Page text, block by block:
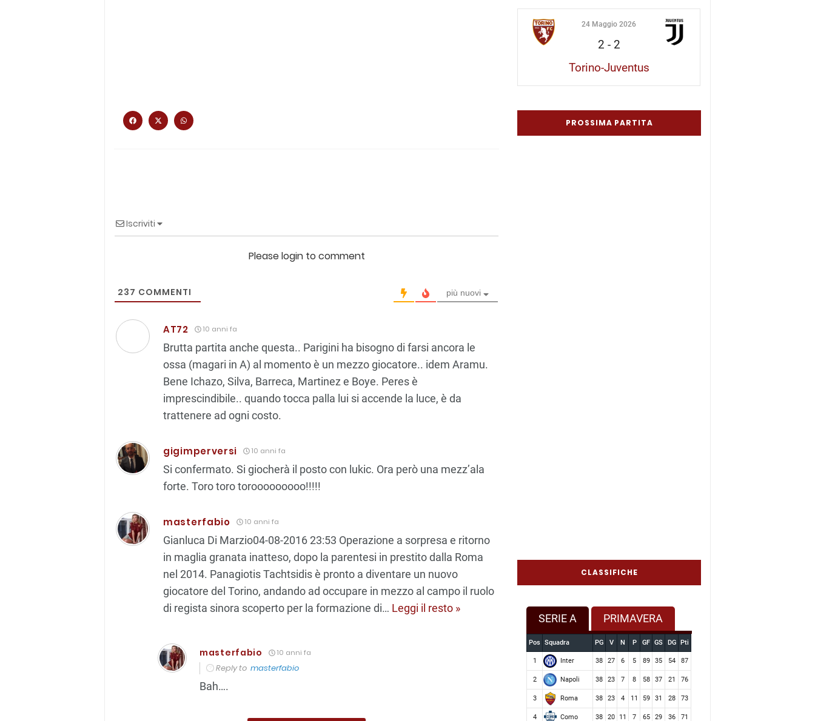
Iscriviti
Please login to comment
237 COMMENTI più nuovi
AT72 10 anni fa
Brutta partita anche questa.. Parigini ha bisogno di farsi ancora le
ossa (magari in A) al momento è un mezzo giocatore.. idem Aramu.
Bene Ichazo, Silva, Barreca, Martinez e Boye. Peres è
imprescindibile.. quando tocca palla lui si accende la luce, è da
trattenere ad ogni costo.
gigimperversi 10 anni fa
Si confermato. Si giocherà il posto con lukic. Ora però una mezz’ala
forte. Toro toro torooooooooo!!!!!
masterfabio 10 anni fa
Gianluca Di Marzio04-08-2016 23:53 Operazione a sorpresa e ritorno
in maglia granata inatteso, dopo la parentesi in prestito dalla Roma
nel 2014. Panagiotis Tachtsidis è pronto a diventare un nuovo
giocatore del Torino, andando ad occupare in mezzo al campo il ruolo
di regista sinora scoperto per la formazione di… Leggi il resto »
masterfabio 10 anni fa
Reply to masterfabio
Bah….
24 Maggio 2026
2 - 2
Torino-Juventus
PROSSIMA PARTITA
CLASSIFICHE
SERIE A PRIMAVERA
Pos Squadra PG V N P GF GS DG Pti
1 Inter 38 27 6 5 89 35 54 87
2 Napoli 38 23 7 8 58 37 21 76
3 Roma 38 23 4 11 59 31 28 73
4 Como 38 20 11 7 65 29 36 71